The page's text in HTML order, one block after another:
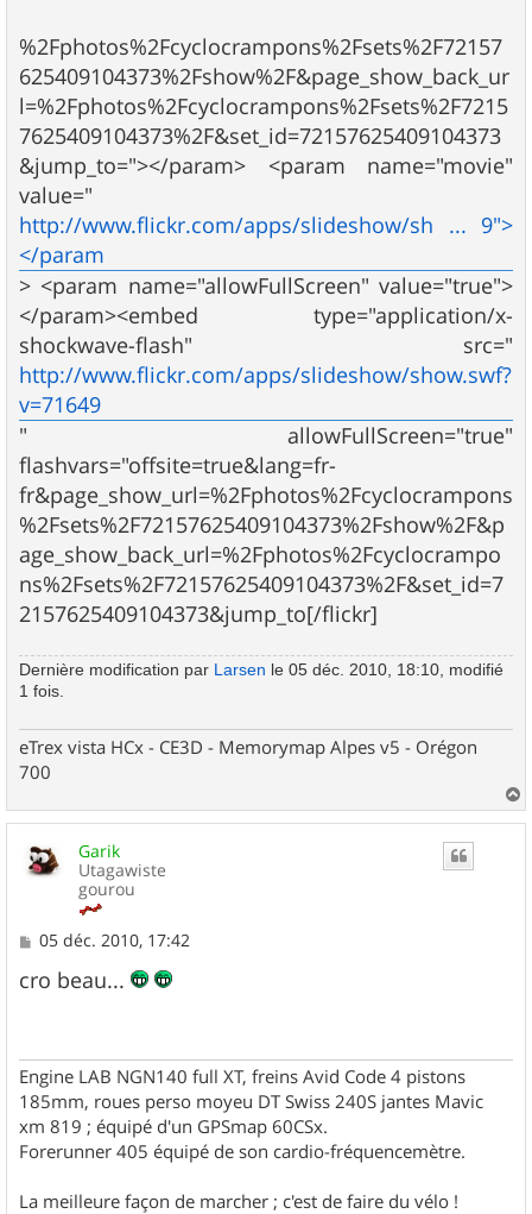
%2Fphotos%2Fcyclocrampons%2Fsets%2F72157
625409104373%2Fshow%2F&page_show_back_ur
l=%2Fphotos%2Fcyclocrampons%2Fsets%2F7215
7625409104373%2F&set_id=72157625409104373
&jump_to="></param> <param name="movie"
value="
http://www.flickr.com/apps/slideshow/sh ... 9">
</param
> <param name="allowFullScreen" value="true">
</param><embed type="application/x-
shockwave-flash" src="
http://www.flickr.com/apps/slideshow/show.swf?
v=71649
" allowFullScreen="true"
flashvars="offsite=true&lang=fr-
fr&page_show_url=%2Fphotos%2Fcyclocrampons
%2Fsets%2F72157625409104373%2Fshow%2F&p
age_show_back_url=%2Fphotos%2Fcyclocrampo
ns%2Fsets%2F72157625409104373%2F&set_id=7
2157625409104373&jump_to[/flickr]
Dernière modification par Larsen le 05 déc. 2010, 18:10, modifié
1 fois.
eTrex vista HCx - CE3D - Memorymap Alpes v5 - Orégon
700
a
u
Garik
Utagawiste
gourou
M
s
s
05 déc. 2010, 17:42
cro beau...
Engine LAB NGN140 full XT, freins Avid Code 4 pistons
185mm, roues perso moyeu DT Swiss 240S jantes Mavic
xm 819 ; équipé d'un GPSmap 60CSx.
Forerunner 405 équipé de son cardio-fréquencemètre.
La meilleure façon de marcher ; c'est de faire du vélo !